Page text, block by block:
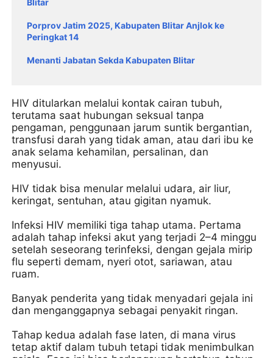
Blitar
Porprov Jatim 2025, Kabupaten Blitar Anjlok ke
Peringkat 14
Menanti Jabatan Sekda Kabupaten Blitar
HIV ditularkan melalui kontak cairan tubuh,
terutama saat hubungan seksual tanpa
pengaman, penggunaan jarum suntik bergantian,
transfusi darah yang tidak aman, atau dari ibu ke
anak selama kehamilan, persalinan, dan
menyusui.
HIV tidak bisa menular melalui udara, air liur,
keringat, sentuhan, atau gigitan nyamuk.
Infeksi HIV memiliki tiga tahap utama. Pertama
adalah tahap infeksi akut yang terjadi 2–4 minggu
setelah seseorang terinfeksi, dengan gejala mirip
flu seperti demam, nyeri otot, sariawan, atau
ruam.
Banyak penderita yang tidak menyadari gejala ini
dan menganggapnya sebagai penyakit ringan.
Tahap kedua adalah fase laten, di mana virus
tetap aktif dalam tubuh tetapi tidak menimbulkan